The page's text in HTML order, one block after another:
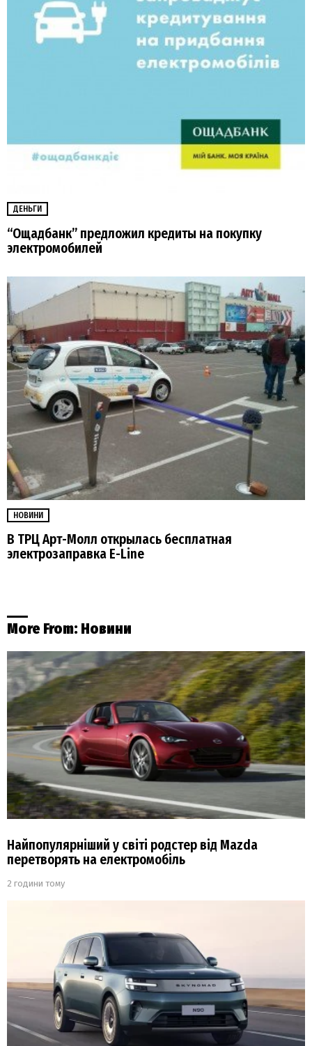
ДЕНЬГИ
“Ощадбанк” предложил кредиты на покупку
электромобилей
НОВИНИ
В ТРЦ Арт-Молл открылась бесплатная
электрозаправка E-Line
More From: Новини
Найпопулярніший у світі родстер від Mazda
перетворять на електромобіль
2 години тому